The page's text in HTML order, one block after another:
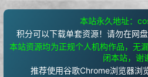
本站永久地址：
积分可以下载单套资源！请勿在网盘
本站资源均为正规个人机构作品，无
闭本站，谢
推荐使用谷歌Chrome浏览器浏览